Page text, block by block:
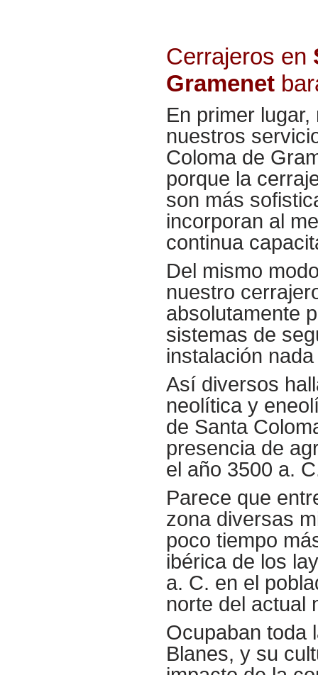
Cerrajeros en
Gramenet
En primer
nuestros
Coloma de
porque la
son más
incorporan al
continua
Del mismo
nuestro
absolutamente
sistemas de
instalación
Así diversos
neolítica y
de Santa
presencia de
el año 3500 a.
Parece que
zona diversas
poco tiempo
ibérica de los
a. C. en el
norte del actual
Ocupaban toda
Blanes, y su